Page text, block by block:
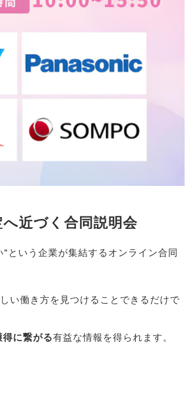
近づく合同説明会
という企業が集結するオンライン合同
い働き方を見つけることできるだけで
に繋がる有益な情報を得られます。